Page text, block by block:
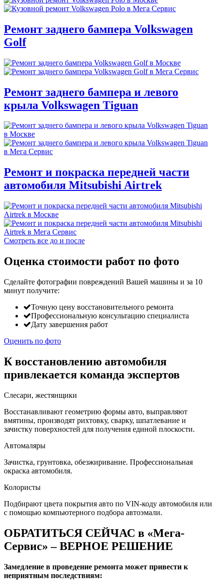
Ремонт заднего бампера Volkswagen
Golf
Ремонт заднего бампера и левого
крыла Volkswagen Tiguan
Ремонт и покраска передней части
автомобиля Mitsubishi Airtrek
Смотреть все до и после
Оценка стоимости работ по фото
Сделайте фотографии повреждений Вашей машины и за 10
минут получите:
Точную цену восстановительного ремонта
Профессиональную консультацию специалиста
Дату завершения работ
Оценить по фото
К восстановлению автомобиля
привлекается команда экспертов
Слесари, жестянщики
Восстанавливают геометрию формы авто, выправляют
вмятины, производят рихтовку, сварку, шпатлевание и
зачистку поверхностей для получения единой плоскости.
Автомаляры
Зачистка, грунтовка, обезжиривание. Профессиональная
окраска автомобиля.
Колористы
Подбирают цвета покрытия авто по VIN-коду автомобиля или
с помощью компьютерного подбора автоэмали.
ОБРАТИТЬСЯ СЕЙЧАС в «Мега-
Сервис» – ВЕРНОЕ РЕШЕНИЕ
Замедление в проведение ремонта может привести к
неприятным последствиям: